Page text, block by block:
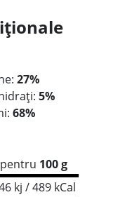
27%
5%
68%
100 g
kj / 489 kCal